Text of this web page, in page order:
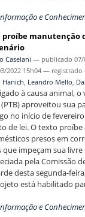
e
manutenção
Caselani — publicado 07/
2022 15h04— registrado
Hanich, Leandro Mello,
à causa animal,
aproveitou sua
no início de
de lei. O texto proíbe
presos em
que impeçam sua
pela Comissão
desta segunda-
está habilitado
e